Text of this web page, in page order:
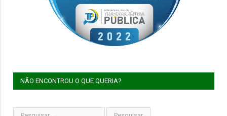
NÃO ENCONTROU O QUE QUERIA?